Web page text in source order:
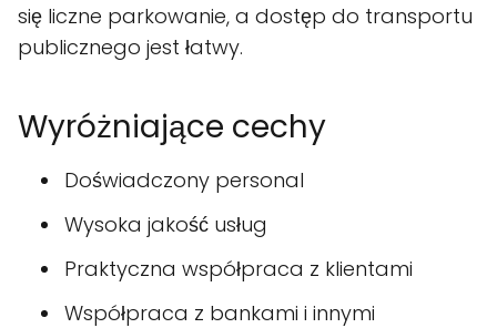
się liczne parkowanie, a dostęp do transportu
publicznego jest łatwy.
Wyróżniające cechy
Doświadczony personal
Wysoka jakość usług
Praktyczna współpraca z klientami
Współpraca z bankami i innymi